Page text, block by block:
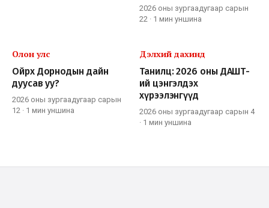
2026 оны зургаадугаар сарын
22 · 1 мин уншина
Олон улс
Ойрх Дорнодын дайн
дуусав уу?
2026 оны зургаадугаар сарын
12 · 1 мин уншина
Дэлхий дахинд
Танилц: 2026 оны ДАШТ-
ий цэнгэлдэх
хүрээлэнгүүд
2026 оны зургаадугаар сарын 4
· 1 мин уншина